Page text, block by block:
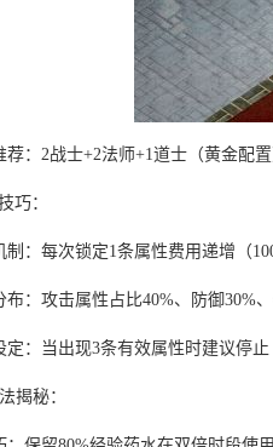
：2战士+2法师+1道士（黄金配置
巧：
：每次锁定1条属性费用递增（
布：攻击属性占比40%、防御30%
定：当出现3条有效属性时建议停止
揭秘：